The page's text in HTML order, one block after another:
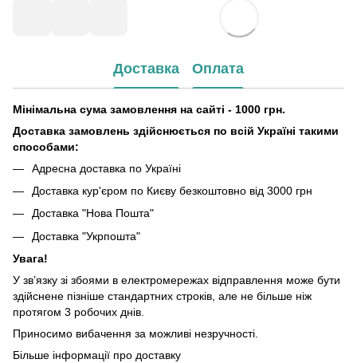
Доставка Оплата
Мінімальна сума замовлення на сайті - 1000 грн.
Доставка замовлень здійснюється по всій Україні такими
способами:
Адресна доставка по Україні
Доставка кур'єром по Києву безкоштовно від 3000 грн
Доставка "Нова Пошта"
Доставка "Укрпошта"
Увага!
У зв’язку зі збоями в електромережах відправлення може бути
здійснене пізніше стандартних строків, але не більше ніж
протягом 3 робочих днів.
Приносимо вибачення за можливі незручності.
Більше інформації про доставку